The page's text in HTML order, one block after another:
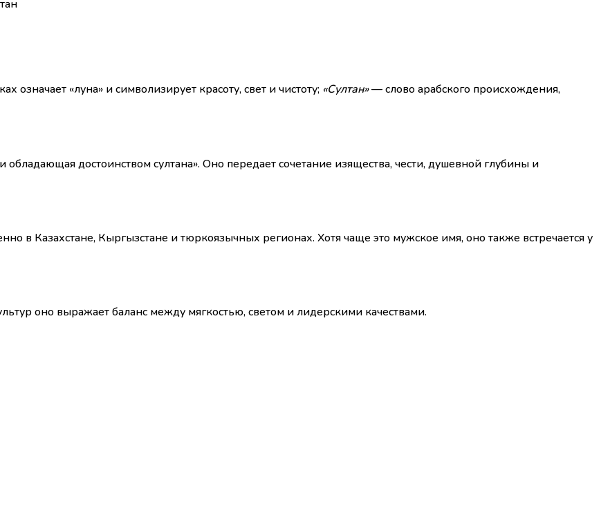
означает «луна» и символизирует красоту, свет и чистоту; «Султан»— слово арабского происхождения,
достоинством султана». Оно передает сочетание изящества, чести, душевной глубины и
в Казахстане, Кыргызстане и тюркоязычных регионах. Хотя чаще это мужское имя, оно также встречается у
оно выражает баланс между мягкостью, светом и лидерскими качествами.